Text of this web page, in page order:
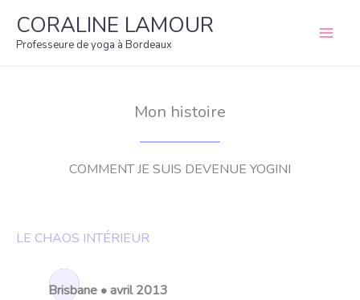
contenu
CORALINE LAMOUR
Professeure de yoga à Bordeaux
Mon histoire
COMMENT JE SUIS DEVENUE YOGINI
LE CHAOS INTÉRIEUR
Brisbane • avril 2013